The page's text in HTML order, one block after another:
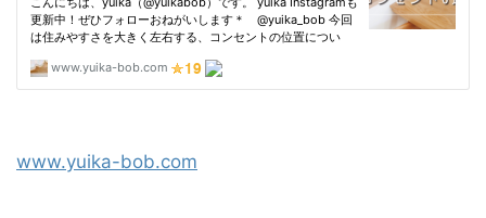
www.yuika-bob.com